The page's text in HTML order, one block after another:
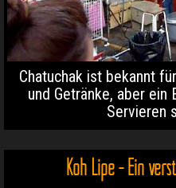
Chatuchak ist bekannt
und Getränke, aber
Servieren
Koh Lipe - Ein